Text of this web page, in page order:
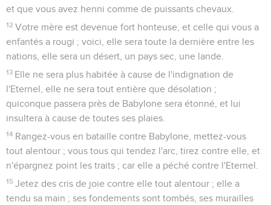
et que vous avez henni comme de puissants chevaux.
12 Votre mère est devenue fort honteuse, et celle qui vous a
enfantés a rougi ; voici, elle sera toute la dernière entre les
nations, elle sera un désert, un pays sec, une lande.
13 Elle ne sera plus habitée à cause de l'indignation de
l'Eternel, elle ne sera tout entière que désolation ;
quiconque passera près de Babylone sera étonné, et lui
insultera à cause de toutes ses plaies.
14 Rangez-vous en bataille contre Babylone, mettez-vous
tout alentour ; vous tous qui tendez l'arc, tirez contre elle, et
n'épargnez point les traits ; car elle a péché contre l'Eternel.
15 Jetez des cris de joie contre elle tout alentour ; elle a
tendu sa main ; ses fondements sont tombés, ses murailles